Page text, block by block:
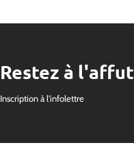
Restez à l'affut
Inscription à l'infolettre